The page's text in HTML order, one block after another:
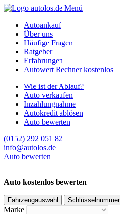
Menü
Autoankauf
Über uns
Häufige Fragen
Ratgeber
Erfahrungen
Autowert Rechner kostenlos
Wie ist der Ablauf?
Auto verkaufen
Inzahlungnahme
Autokredit ablösen
Auto bewerten
(0152) 292 051 82
info@autolos.de
Auto bewerten
Auto kostenlos bewerten
Fahrzeugauswahl Schlüsselnummer
Marke